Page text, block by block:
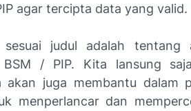
agar tercipta data yang valid.
judul adalah tentang
/ PIP. Kita lansung
juga membantu dalam
menperlancar dan